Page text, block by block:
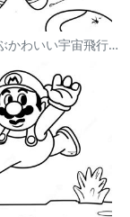
宇宙で浮かぶかわいい宇宙飛行士 塗り絵